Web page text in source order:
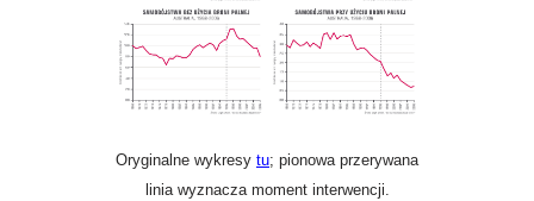
Oryginalne wykresy tu; pionowa przerywana
linia wyznacza moment interwencji.